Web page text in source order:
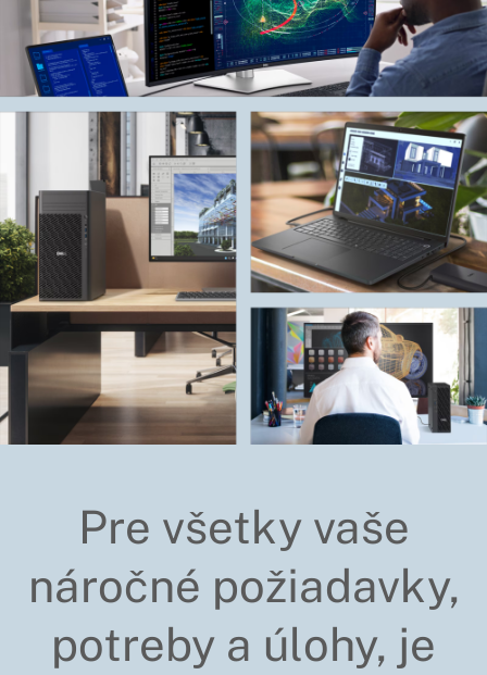
Pre všetky vaše
náročné požiadavky,
potreby a úlohy, je